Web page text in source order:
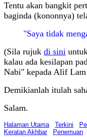
Tentu akan bangkit
baginda (kononnya)
"Saya tidak
(Sila rujuk di sini
kalau ada kesilapan
Nabi" kepada Alif
Demikianlah itulah
Salam.
Halaman Utama Terkini
Keratan Akhbar
Penemuan